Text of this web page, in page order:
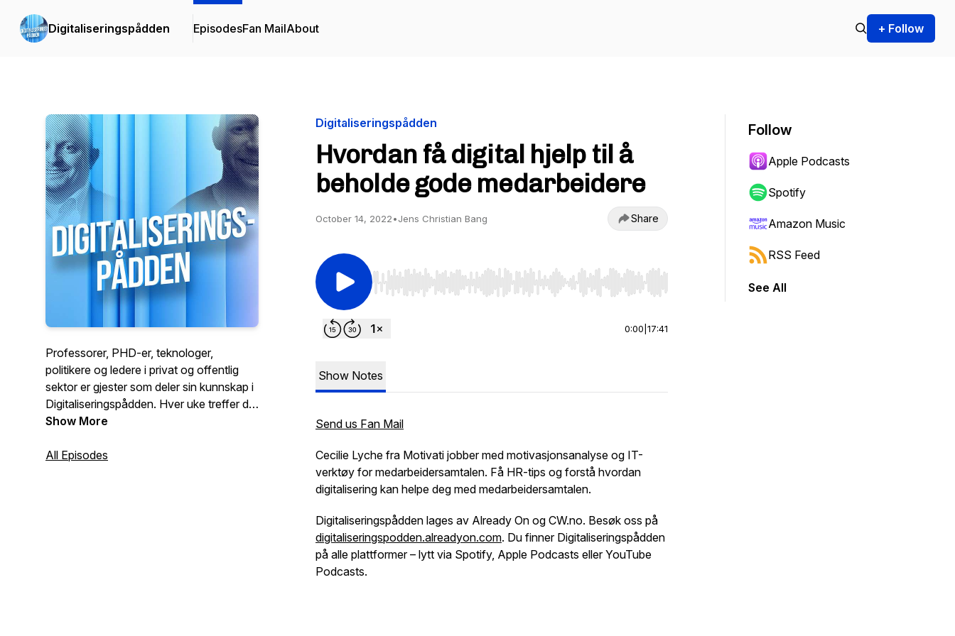
Digitaliseringspådden EpisodesFan MailAbout + Follow
Professorer, PHD-er, teknologer,
politikere og ledere i privat og offentlig
sektor er gjester som deler sin kunnskap i
Digitaliseringspådden. Hver uke treffer du
en ny gjest som gir deg ny kunnskap om
Christian Bang og Dag Rustad blander
Show More
All Episodes
Digitaliseringspådden
Hvordan få digital hjelp til å
beholde gode medarbeidere
October 14, 2022•Jens Christian Bang Share
Use Left/Right to seek, Home/End to jump to start or end. Hold shift to jump forward or backward.
0:00 17:41
Show Notes
Send us Fan Mail
Cecilie Lyche fra Motivati jobber med motivasjonsanalyse og IT-
verktøy for medarbeidersamtalen. Få HR-tips og forstå hvordan
digitalisering kan helpe deg med medarbeidersamtalen.
Digitaliseringspådden lages av Already On og CW.no. Besøk oss på
digitaliseringspodden.alreadyon.com. Du finner Digitaliseringspådden
på alle plattformer – lytt via Spotify, Apple Podcasts eller YouTube
Podcasts.
Follow
Apple Podcasts
Spotify
Amazon Music
RSS Feed
See All